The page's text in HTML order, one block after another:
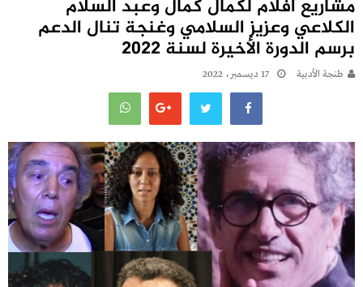
مشاريع أفلام لكمال كمال وعبد السلام
الكلاعي وعزيز السلامي وغنجة تنال الدعم
برسم الدورة الأخيرة لسنة 2022
طنجة الأدبية 17 ديسمبر، 2022